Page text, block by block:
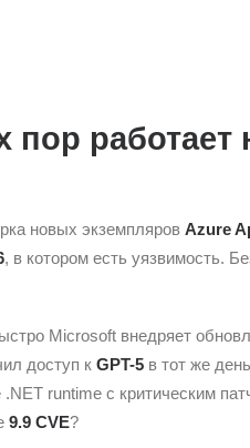
пор работает
новых экземпляров Azure
, в котором есть уязвимость.
Microsoft внедряет
доступ к GPT-5в тот же
runtime с критическим
9.9 CVE?